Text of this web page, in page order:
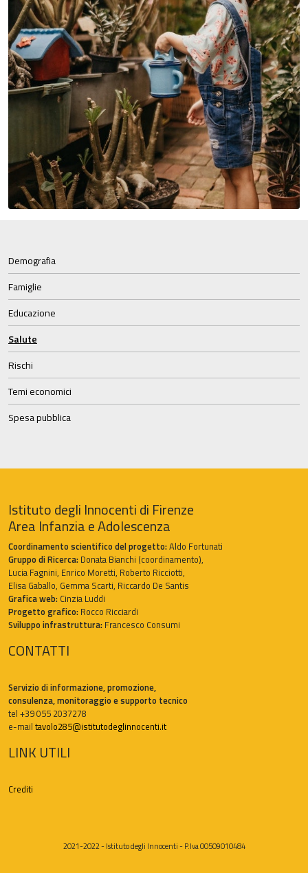
Demografia
Famiglie
Educazione
Salute
Rischi
Temi economici
Spesa pubblica
Istituto degli Innocenti di Firenze
Area Infanzia e Adolescenza
Coordinamento scientifico del progetto:Aldo Fortunati
Gruppo di Ricerca: Donata Bianchi (coordinamento),
Lucia Fagnini, Enrico Moretti, Roberto Ricciotti,
Elisa Gaballo, Gemma Scarti, Riccardo De Santis
Grafica web: Cinzia Luddi
Progetto grafico: Rocco Ricciardi
Sviluppo infrastruttura: Francesco Consumi
CONTATTI
Servizio di informazione, promozione,
consulenza, monitoraggio e supporto tecnico
tel +39 055 2037278
e-mail tavolo285@istitutodeglinnocenti.it
LINK UTILI
Crediti
2021-2022 - Istituto degli Innocenti - P.Iva 00509010484